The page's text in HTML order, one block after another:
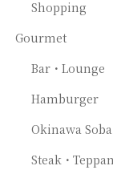
Shopping
Gourmet
Bar・Lounge
Hamburger
Okinawa Soba
Steak・